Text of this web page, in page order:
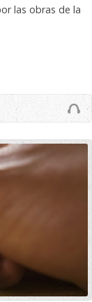
las obras de la